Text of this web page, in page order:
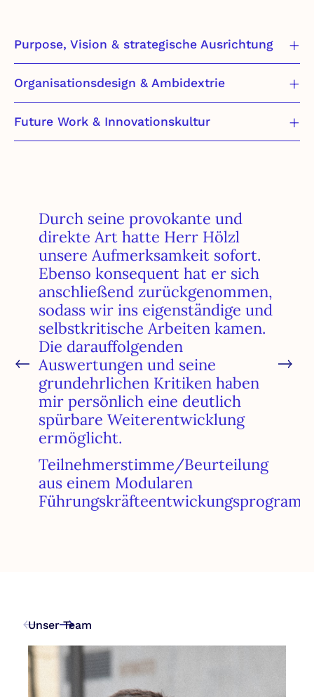
Purpose, Vision & strategische Ausrichtung
Organisationsdesign & Ambidextrie
Future Work & Innovationskultur
Durch seine provokante und
direkte Art hatte Herr Hölzl
unsere Aufmerksamkeit sofort.
Ebenso konsequent hat er sich
anschließend zurückgenommen,
sodass wir ins eigenständige und
selbstkritische Arbeiten kamen.
Die darauffolgenden
Auswertungen und seine
grundehrlichen Kritiken haben
mir persönlich eine deutlich
spürbare Weiterentwicklung
ermöglicht.
Teilnehmerstimme/Beurteilung
aus einem Modularen
Unser Team